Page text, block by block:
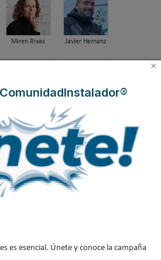
Miren Rivas Javier Hernanz
Gaspar Martín
José Antonio La
Cal Herrera
Guifre Cortés
Juan María
Manuel Herrero
×
es esencial. Únete y conoce la campaña